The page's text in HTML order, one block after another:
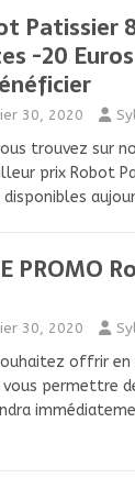
Patissier
-20
30, 2020
trouvez sur
prix Robot
PROMO
30, 2020
offrir en
permettre